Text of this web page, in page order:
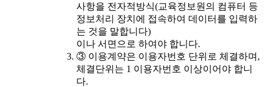
사항을 전자적방식(교육정보원의 컴퓨터 등
정보처리 장치에 접속하여 데이터를 입력하
는 것을 말합니다)
이나 서면으로 하여야 합니다.
③ 이용계약은 이용자번호 단위로 체결하며,
체결단위는 1 이용자번호 이상이어야 합니
다.